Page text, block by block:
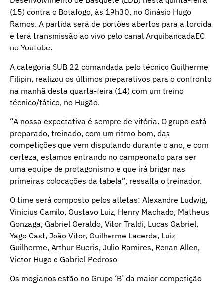
(15) contra o Botafogo, às 19h30, no Ginásio Hugo
Ramos. A partida será de portões abertos para a torcida
e terá transmissão ao vivo pelo canal ArquibancadaEC
no Youtube.
A categoria SUB 22 comandada pelo técnico Guilherme
Filipin, realizou os últimos preparativos para o confronto
na manhã desta quarta-feira (14) com um treino
técnico/tático, no Hugão.
“A nossa expectativa é sempre de vitória. O grupo está
preparado, treinado, com um ritmo bom, das
competições que vem disputando durante o ano, e com
certeza, estamos entrando no campeonato para ser
uma equipe de protagonismo e que irá brigar nas
primeiras colocações da tabela”, ressalta o treinador.
O time será composto pelos atletas: Alexandre Ludwig,
Vinicius Camilo, Gustavo Luiz, Henry Machado, Matheus
Gonzaga, Gabriel Geraldo, Vitor Traldi, Lucas Gabriel,
Yago Cast, João Vitor, Guilherme Lacerda, Luiz
Guilherme, Arthur Bueris, Julio Ramires, Renan Allen,
Victor Hugo e Gabriel Pedroso
Os mogianos estão no Grupo ‘B’ da maior competição